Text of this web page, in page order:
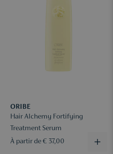
ORIBE
Hair Alchemy Fortifying
Treatment Serum
À partir de € 37,00